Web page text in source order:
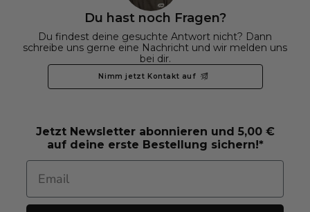
Du hast noch Fragen?
Du findest deine gesuchte Antwort nicht? Dann
schreibe uns gerne eine Nachricht und wir melden uns
bei dir.
Nimm jetzt Kontakt auf
Jetzt Newsletter abonnieren und 5,00 €
auf deine erste Bestellung sichern!*
Email